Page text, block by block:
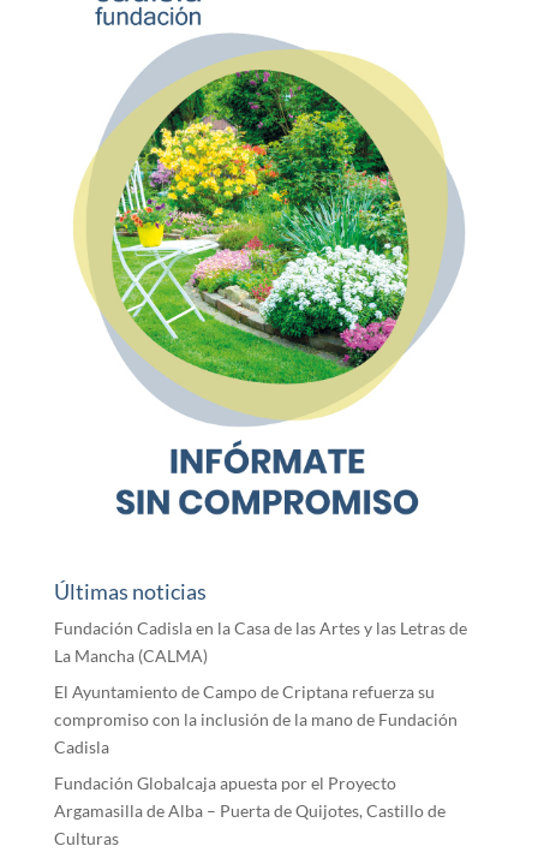
Últimas noticias
Fundación Cadisla en la Casa de las Artes y las Letras de
La Mancha (CALMA)
El Ayuntamiento de Campo de Criptana refuerza su
compromiso con la inclusión de la mano de Fundación
Cadisla
Fundación Globalcaja apuesta por el Proyecto
Argamasilla de Alba – Puerta de Quijotes, Castillo de
Culturas